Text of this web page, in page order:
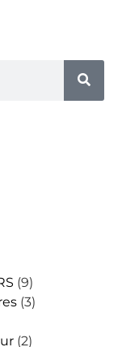
(9)
(3)
(2)